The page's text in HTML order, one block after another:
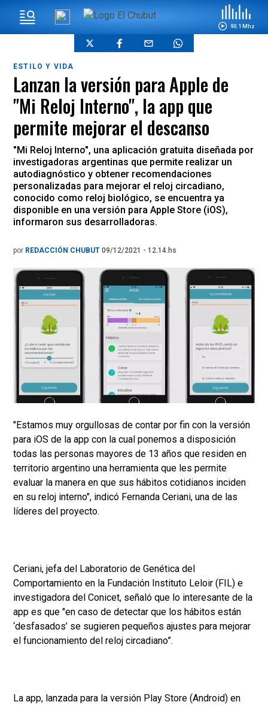
90.1 Mhz
ESTILO Y VIDA
Lanzan la versión para Apple de
"Mi Reloj Interno", la app que
permite mejorar el descanso
"Mi Reloj Interno", una aplicación gratuita diseñada por
investigadoras argentinas que permite realizar un
autodiagnóstico y obtener recomendaciones
personalizadas para mejorar el reloj circadiano,
conocido como reloj biológico, se encuentra ya
disponible en una versión para Apple Store (iOS),
informaron sus desarrolladoras.
por REDACCIÓN CHUBUT 09/12/2021 - 12.14.hs
"Estamos muy orgullosas de contar por fin con la versión
para iOS de la app con la cual ponemos a disposición
todas las personas mayores de 13 años que residen en
territorio argentino una herramienta que les permite
evaluar la manera en que sus hábitos cotidianos inciden
en su reloj interno", indicó Fernanda Ceriani, una de las
líderes del proyecto.
Ceriani, jefa del Laboratorio de Genética del
Comportamiento en la Fundación Instituto Leloir (FIL) e
investigadora del Conicet, señaló que lo interesante de la
app es que "en caso de detectar que los hábitos están
‘desfasados’ se sugieren pequeños ajustes para mejorar
el funcionamiento del reloj circadiano”.
La app, lanzada para la versión Play Store (Android) en